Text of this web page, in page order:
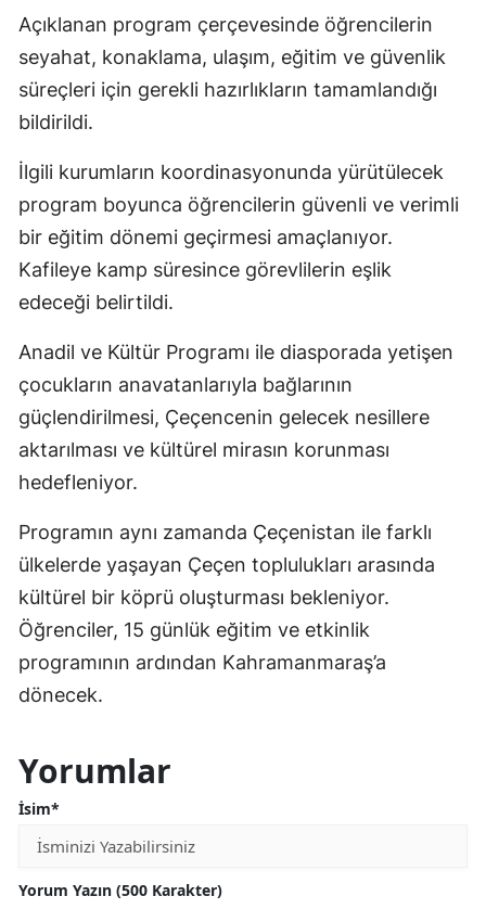
Açıklanan program çerçevesinde öğrencilerin
seyahat, konaklama, ulaşım, eğitim ve güvenlik
süreçleri için gerekli hazırlıkların tamamlandığı
bildirildi.
İlgili kurumların koordinasyonunda yürütülecek
program boyunca öğrencilerin güvenli ve verimli
bir eğitim dönemi geçirmesi amaçlanıyor.
Kafileye kamp süresince görevlilerin eşlik
edeceği belirtildi.
Anadil ve Kültür Programı ile diasporada yetişen
çocukların anavatanlarıyla bağlarının
güçlendirilmesi, Çeçencenin gelecek nesillere
aktarılması ve kültürel mirasın korunması
hedefleniyor.
Programın aynı zamanda Çeçenistan ile farklı
ülkelerde yaşayan Çeçen toplulukları arasında
kültürel bir köprü oluşturması bekleniyor.
Öğrenciler, 15 günlük eğitim ve etkinlik
programının ardından Kahramanmaraş’a
dönecek.
Yorumlar
İsim*
Yorum Yazın (500 Karakter)